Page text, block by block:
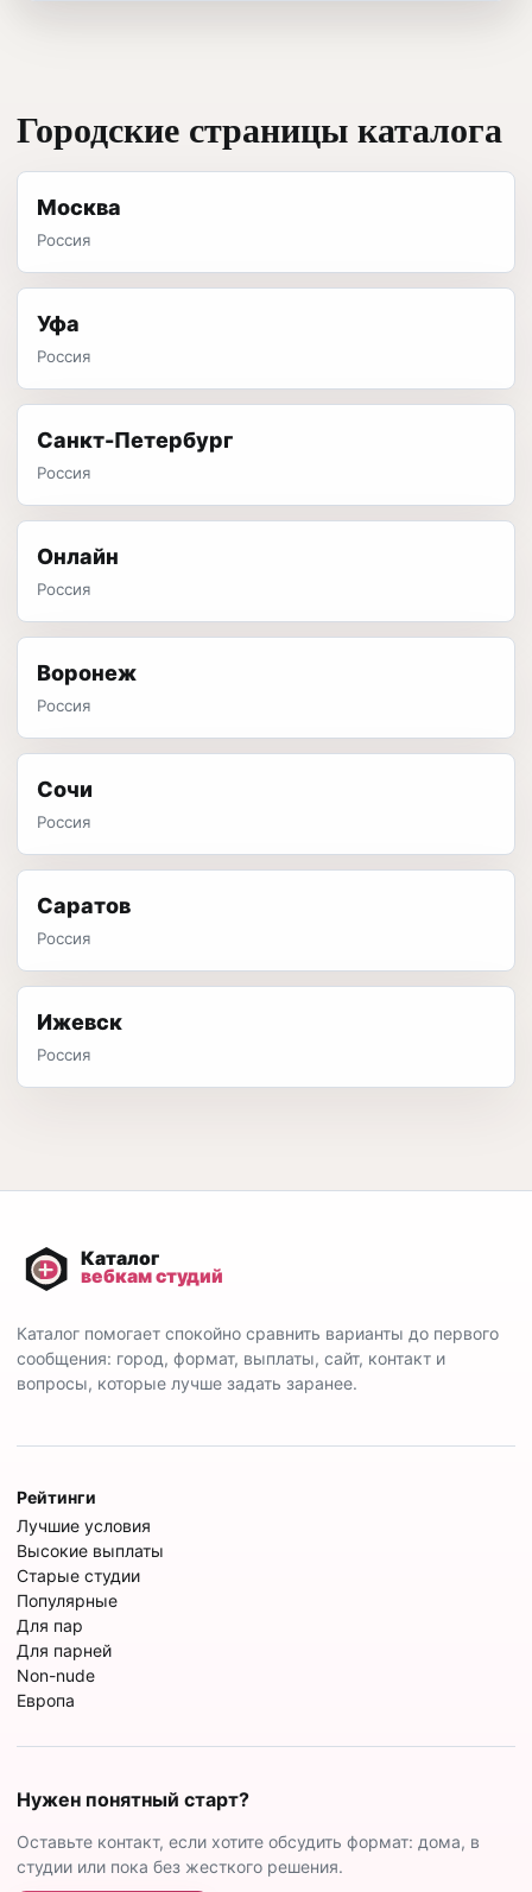
Городские страницы каталога
Москва
Россия
Уфа
Россия
Санкт-Петербург
Россия
Онлайн
Россия
Воронеж
Россия
Сочи
Россия
Саратов
Россия
Ижевск
Россия
Каталог помогает спокойно сравнить варианты до первого
сообщения: город, формат, выплаты, сайт, контакт и
вопросы, которые лучше задать заранее.
Рейтинги
Лучшие условия
Высокие выплаты
Старые студии
Популярные
Для пар
Для парней
Non-nude
Европа
Нужен понятный старт?
Оставьте контакт, если хотите обсудить формат: дома, в
студии или пока без жесткого решения.